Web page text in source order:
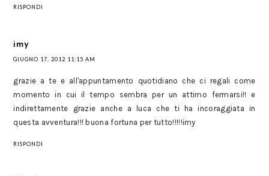
RISPONDI
imy
GIUGNO 17, 2012 11:15 AM
grazie a te e all'appuntamento quotidiano che ci regali come
momento in cui il tempo sembra per un attimo fermarsi!! e
indirettamente grazie anche a luca che ti ha incoraggiata in
questa avventura!!! buona fortuna per tutto!!!!!imy
RISPONDI